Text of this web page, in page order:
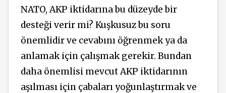
NATO, AKP iktidarına bu düzeyde bir
desteği verir mi? Kuşkusuz bu soru
önemlidir ve cevabını öğrenmek ya da
anlamak için çalışmak gerekir. Bundan
daha önemlisi mevcut AKP iktidarının
aşılması için çabaları yoğunlaştırmak ve